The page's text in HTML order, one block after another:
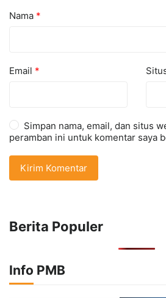
Nama *
Email *
Simpan nama, email, dan situs
peramban ini untuk komentar saya
Berita Populer
Info PMB